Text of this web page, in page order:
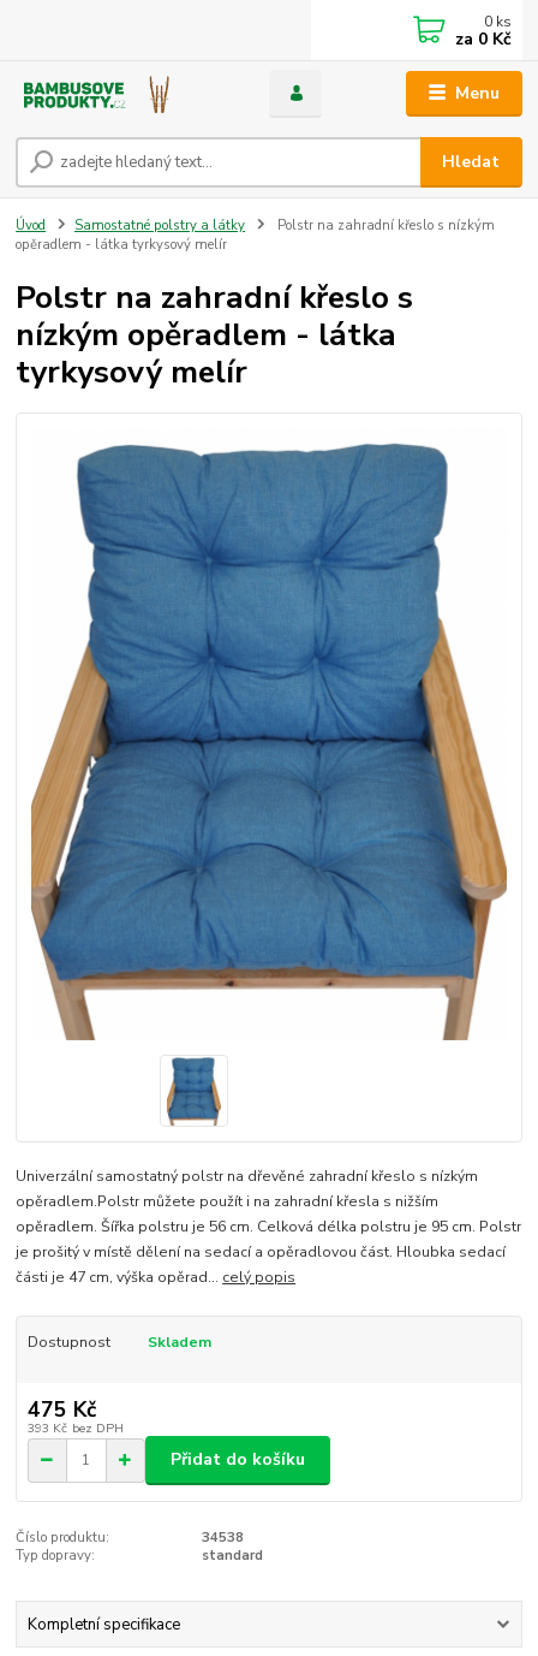
Menu
Hledat
0 ks
za 0 Kč
Úvod Samostatné polstry a látky
Polstr na zahradní křeslo s nízkým
opěradlem - látka tyrkysový melír
Polstr na zahradní křeslo s
nízkým opěradlem - látka
tyrkysový melír
Univerzální samostatný polstr na dřevěné zahradní křeslo s nízkým
opěradlem.Polstr můžete použít i na zahradní křesla s nižším
opěradlem. Šířka polstru je 56 cm. Celková délka polstru je 95 cm. Polstr
je prošitý v místě dělení na sedací a opěradlovou část. Hloubka sedací
části je 47 cm, výška opěrad... celý popis
Dostupnost Skladem
475 Kč
393 Kč bez DPH
Přidat do košíku
Číslo produktu:
34538
Typ dopravy:
standard
Kompletní specifikace